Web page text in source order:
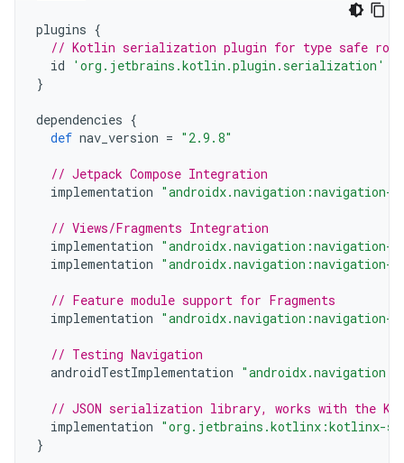
plugins {
// Kotlin serialization plugin for type safe
id
'org.jetbrains.kotlin.plugin.serialization'
}
dependencies {
def nav_version = "2.9.8"
// Jetpack Compose Integration
implementation "androidx.navigation:navigation-
// Views/Fragments Integration
implementation "androidx.navigation:navigation-
implementation "androidx.navigation:navigation-
// Feature module support for Fragments
implementation "androidx.navigation:navigation-
// Testing Navigation
androidTestImplementation
// JSON serialization library, works with the
implementation "org.jetbrains.kotlinx:kotlinx-
}